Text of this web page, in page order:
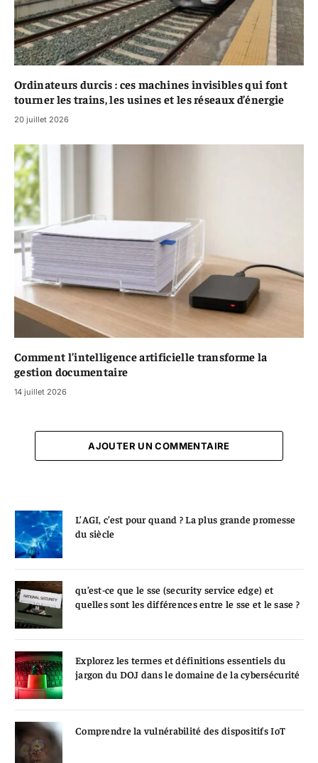
Ordinateurs durcis : ces machines invisibles qui font
tourner les trains, les usines et les réseaux d’énergie
20 juillet 2026
Comment l’intelligence artificielle transforme la
gestion documentaire
14 juillet 2026
AJOUTER UN COMMENTAIRE
L’AGI, c’est pour quand ? La plus grande promesse
du siècle
qu’est-ce que le sse (security service edge) et
quelles sont les différences entre le sse et le sase ?
Explorez les termes et définitions essentiels du
jargon du DOJ dans le domaine de la cybersécurité
Comprendre la vulnérabilité des dispositifs IoT